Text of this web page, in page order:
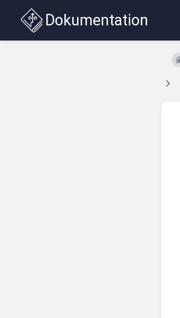
Dokumentation